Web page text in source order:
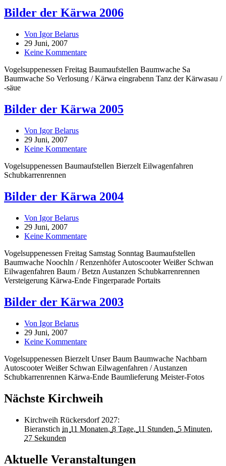
Bilder der Kärwa 2006
Von Igor Belarus
29 Juni, 2007
Keine Kommentare
Vogelsuppenessen Freitag Baumaufstellen Baumwache Sa
Baumwache So Verlosung / Kärwa eingrabenn Tanz der Kärwasau /
-säue
Bilder der Kärwa 2005
Von Igor Belarus
29 Juni, 2007
Keine Kommentare
Vogelsuppenessen Baumaufstellen Bierzelt Eilwagenfahren
Schubkarrenrennen
Bilder der Kärwa 2004
Von Igor Belarus
29 Juni, 2007
Keine Kommentare
Vogelsuppenessen Freitag Samstag Sonntag Baumaufstellen
Baumwache Noochln / Renzenhöfer Autoscooter Weißer Schwan
Eilwagenfahren Baum / Betzn Austanzen Schubkarrenrennen
Versteigerung Kärwa-Ende Fingerparade Portaits
Bilder der Kärwa 2003
Von Igor Belarus
29 Juni, 2007
Keine Kommentare
Vogelsuppenessen Bierzelt Unser Baum Baumwache Nachbarn
Autoscooter Weißer Schwan Eilwagenfahren / Austanzen
Schubkarrenrennen Kärwa-Ende Baumlieferung Meister-Fotos
Nächste Kirchweih
Kirchweih Rückersdorf 2027:
Bieranstich in 11 Monaten, 8 Tage, 11 Stunden, 5 Minuten,
27 Sekunden
Aktuelle Veranstaltungen